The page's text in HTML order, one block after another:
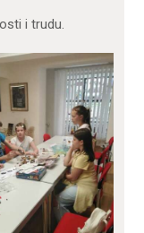
i trudu.